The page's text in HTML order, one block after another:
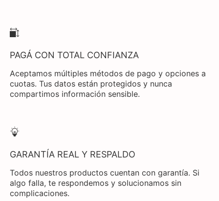
PAGÁ CON TOTAL CONFIANZA
Aceptamos múltiples métodos de pago y opciones a
cuotas. Tus datos están protegidos y nunca
compartimos información sensible.
GARANTÍA REAL Y RESPALDO
Todos nuestros productos cuentan con garantía. Si
algo falla, te respondemos y solucionamos sin
complicaciones.